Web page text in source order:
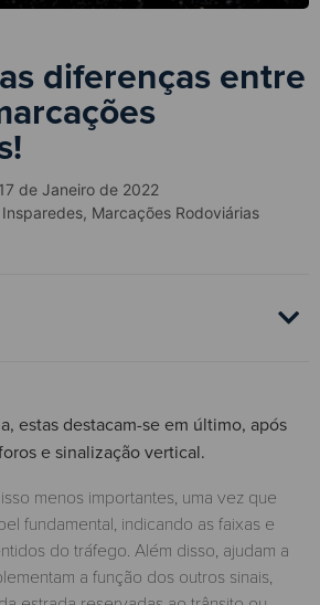
diferenças entre
17 de Janeiro de 2022
Insparedes, Marcações Rodoviárias
estas destacam-se em último, após
e sinalização vertical.
menos importantes, uma vez que
fundamental, indicando as faixas e
do tráfego. Além disso, ajudam a
a função dos outros sinais,